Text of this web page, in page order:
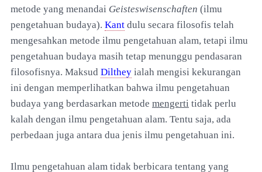
metode yang menandai Geisteswisenschaften (ilmu
pengetahuan budaya). Kant dulu secara filosofis telah
mengesahkan metode ilmu pengetahuan alam, tetapi ilmu
pengetahuan budaya masih tetap menunggu pendasaran
filosofisnya. Maksud Dilthey ialah mengisi kekurangan
ini dengan memperlihatkan bahwa ilmu pengetahuan
budaya yang berdasarkan metode mengerti tidak perlu
kalah dengan ilmu pengetahuan alam. Tentu saja, ada
perbedaan juga antara dua jenis ilmu pengetahuan ini.
Ilmu pengetahuan alam tidak berbicara tentang yang